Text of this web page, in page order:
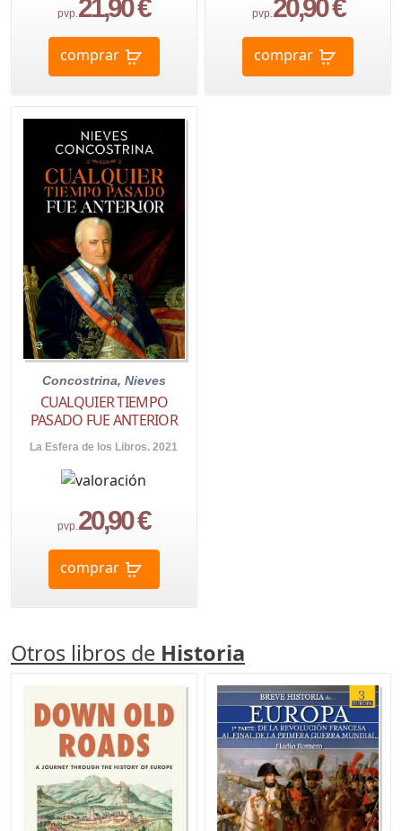
pvp. 21,90 €
comprar
pvp. 20,90 €
comprar
Concostrina, Nieves
CUALQUIER TIEMPO
PASADO FUE ANTERIOR
La Esfera de los Libros. 2021
pvp.20,90 €
comprar
Otros libros de Historia